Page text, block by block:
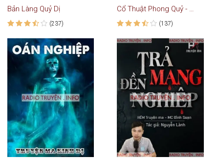
Bản Làng Quỷ Dị
(237)
Cổ Thuật Phong Quỷ - Truyện Ma Kinh Dị
(137)